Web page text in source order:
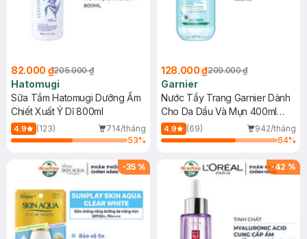
82.000 ₫205.000 ₫
Hatomugi
Sữa Tắm Hatomugi Dưỡng Ẩm
Chiết Xuất Ý Dĩ 800ml
4.9 (123)
714/tháng
53%
128.000 ₫209.000 ₫
Garnier
Nước Tẩy Trang Garnier Dành
Cho Da Dầu Và Mụn 400ml
(Mới)
4.9 (69)
942/tháng
64%
-35 % -42 %